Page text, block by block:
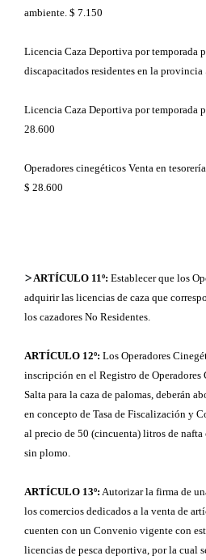
ambiente. $ 7.150
Licencia Caza Deportiva por temporada
discapacitados residentes en la
Licencia Caza Deportiva por temporada
28.600
Operadores cinegéticos Venta en
$ 28.600
>ARTÍCULO 11º: Establecer que los
adquirir las licencias de caza que
los cazadores No Residentes.
ARTÍCULO 12º: Los Operadores
inscripción en el Registro de
Salta para la caza de palomas, deberán
en concepto de Tasa de Fiscalización y
al precio de 50 (cincuenta) litros de nafta
sin plomo.
ARTÍCULO 13º: Autorizar la firma de
los comercios dedicados a la venta de
cuenten con un Convenio vigente con
licencias de pesca deportiva, por la cual